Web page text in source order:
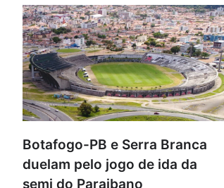
Botafogo-PB e Serra Branca
duelam pelo jogo de ida da
semi do Paraibano